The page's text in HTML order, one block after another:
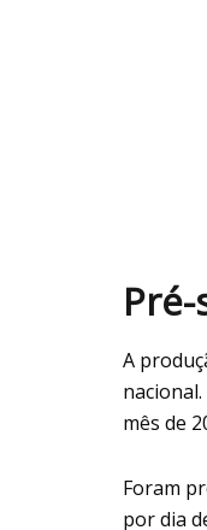
A
mês de
Foram
por dia